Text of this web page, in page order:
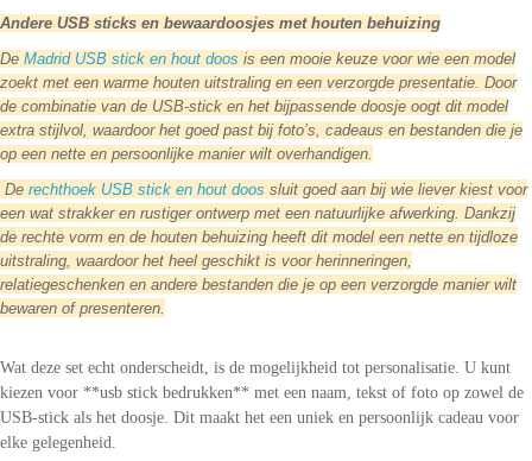
Andere USB sticks en bewaardoosjes met houten behuizing
De Madrid USB stick en hout doos is een mooie keuze voor wie een model
zoekt met een warme houten uitstraling en een verzorgde presentatie. Door
de combinatie van de USB-stick en het bijpassende doosje oogt dit model
extra stijlvol, waardoor het goed past bij foto’s, cadeaus en bestanden die je
op een nette en persoonlijke manier wilt overhandigen.
De rechthoek USB stick en hout doos sluit goed aan bij wie liever kiest voor
een wat strakker en rustiger ontwerp met een natuurlijke afwerking. Dankzij
de rechte vorm en de houten behuizing heeft dit model een nette en tijdloze
uitstraling, waardoor het heel geschikt is voor herinneringen,
relatiegeschenken en andere bestanden die je op een verzorgde manier wilt
bewaren of presenteren.
Wat deze set echt onderscheidt, is de mogelijkheid tot personalisatie. U kunt
kiezen voor **usb stick bedrukken** met een naam, tekst of foto op zowel de
USB-stick als het doosje. Dit maakt het een uniek en persoonlijk cadeau voor
elke gelegenheid.